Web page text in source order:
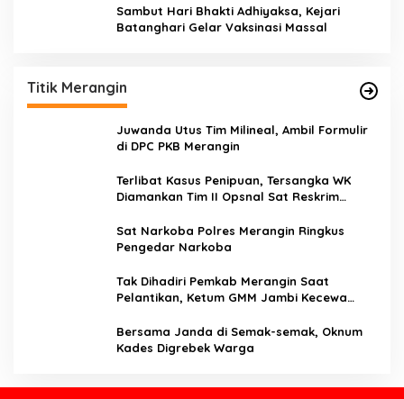
Sambut Hari Bhakti Adhiyaksa, Kejari
Batanghari Gelar Vaksinasi Massal
Titik Merangin
Juwanda Utus Tim Milineal, Ambil Formulir
di DPC PKB Merangin
Terlibat Kasus Penipuan, Tersangka WK
Diamankan Tim II Opsnal Sat Reskrim
Sat Narkoba Polres Merangin Ringkus
Pengedar Narkoba
Tak Dihadiri Pemkab Merangin Saat
Pelantikan, Ketum GMM Jambi Kecewa
Bersama Janda di Semak-semak, Oknum
Kades Digrebek Warga